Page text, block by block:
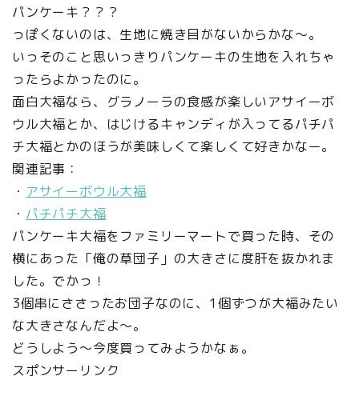
パンケーキ？？？
っぽくないのは、生地に焼き目がないからかな～。
いっそのこと思いっきりパンケーキの生地を入れちゃ
ったらよかったのに。
面白大福なら、グラノーラの食感が楽しいアサイーボ
ウル大福とか、はじけるキャンディが入ってるパチパ
チ大福とかのほうが美味しくて楽しくて好きかなー。
関連記事：
・ アサイーボウル大福
・ パチパチ大福
パンケーキ大福をファミリーマートで買った時、その
横にあった「俺の草団子」の大きさに度肝を抜かれま
した。でかっ！
3個串にささったお団子なのに、1個ずつが大福みたい
な大きさなんだよ～。
どうしよう～今度買ってみようかなぁ。
スポンサーリンク